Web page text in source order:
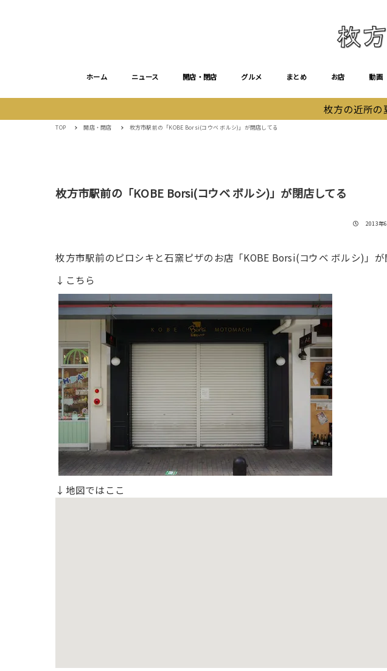
ホーム ニュース 開店・閉店 グルメ まとめ お店 動画
枚方の近所の
TOP 開店・閉店 枚方市駅前の「KOBE Borsi(コウベ ボルシ)」が閉店してる
枚方市駅前の「KOBE Borsi(コウベ ボルシ)」が閉店してる
投稿日
2013年
枚方市駅前のピロシキと石窯ピザのお店「KOBE Borsi(コウベ ボルシ)」が
↓こちら
↓地図ではここ